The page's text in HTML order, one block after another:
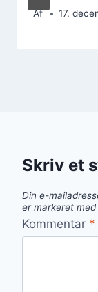
Af 17.
Skriv et
Din e-
er markeret med
Kommentar *